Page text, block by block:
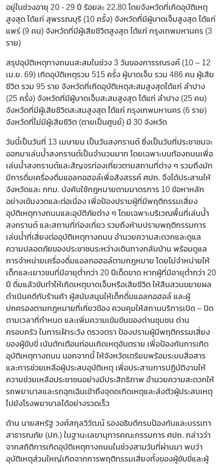
อยู่ในช่วงอายุ 20 - 29 ปี ร้อยละ 22.80 โดยจังหวัดที่เกิดอุบัติเหตุ
สูงสุด ได้แก่ สุพรรณบุรี (10 ครั้ง) จังหวัดที่มีผู้บาดเจ็บสูงสุด ได้แก่
แพร่ (9 คน) จังหวัดที่มีผู้เสียชีวิตสูงสุด ได้แก่ กรุงเทพมหานคร (3
ราย)
สรุปอุบัติเหตุทางถนนสะสมในช่วง 3 วันของการรณรงค์ (10 – 12
เม.ย. 69) เกิดอุบัติเหตุรวม 515 ครั้ง ผู้บาดเจ็บ รวม 486 คน ผู้เสีย
ชีวิต รวม 95 ราย จังหวัดที่เกิดอุบัติเหตุสะสมสูงสุดได้แก่ ลำปาง
(25 ครั้ง) จังหวัดที่มีผู้บาดเจ็บสะสมสูงสุด ได้แก่ ลำปาง (25 คน)
จังหวัดที่มีผู้เสียชีวิตสะสมสูงสุด ได้แก่ กรุงเทพมหานคร (6 ราย)
จังหวัดที่ไม่มีผู้เสียชีวิต (ตายเป็นศูนย์) มี 30 จังหวัด
วันนี้เป็นวันที่ 13 เมษายน เป็นวันสงกรานต์ ซึ่งเป็นวันที่ประชาชนจะ
ออกมาเล่นน้ำสงกรานต์เป็นจำนวนมาก โดยเฉพาะบนท้องถนนเพื่อ
เล่นน้ำสงกรานต์และสัญจรท่องเที่ยวตามสถานที่ต่าง ๆ รวมถึงมัก
มีการดื่มเครื่องดื่มแอลกอฮอล์เพื่อสังสรรค์ ศปถ. จึงได้ประสานให้
จังหวัดและ กทม. บังคับใช้กฎหมายตามมาตรการ 10 ข้อหาหลัก
อย่างเข้มงวดและต่อเนื่อง เพื่อป้องปรามผู้ที่มีพฤติกรรมเสี่ยง
อุบัติเหตุทางถนนและอุบัติภัยต่าง ๆ โดยเฉพาะบริเวณพื้นที่เล่นน้ำ
สงกรานต์ และสถานที่ท่องเที่ยว รวมถึงห้ามปรามพฤติกรรมการ
เล่นน้ำที่เสี่ยงต่ออุบัติเหตุทางถนน อำนวยความสะดวกและดูแล
ความปลอดภัยของประชาชนระหว่างเดินทางกลับบ้าน พร้อมดูแล
การจำหน่ายเครื่องดื่มแอลกอฮอล์ตามกฎหมาย โดยไม่จำหน่ายให้
เด็กและเยาวชนที่มีอายุต่ำกว่า 20 ปีเด็ดขาด หากผู้ที่มีอายุต่ำกว่า 20
ปี ดื่มแล้วขับทำให้เกิดเหตุบาดเจ็บหรือเสียชีวิต ให้สืบสวนขยายผล
ดำเนินคดีกับร้านค้า ผู้สนับสนุนให้เด็กดื่มแอลกอฮอล์ และผู้
ปกครองตามกฎหมายที่เกี่ยวข้อง ควบคุมให้สถานบริการเปิด – ปิด
ตามเวลาที่กำหนด และเพิ่มความเข้มข้นของด่านชุมชน ด่าน
ครอบครัว ในการเฝ้าระวัง ตรวจตรา ป้องปรามผู้มีพฤติกรรมเสี่ยง
ของผู้ขับขี่ เน้นตักเตือนก่อนเกิดเหตุอันตราย เพื่อป้องกันการเกิด
อุบัติเหตุทางถนน นอกจากนี้ ให้จังหวัดเตรียมพร้อมระบบสื่อสาร
และการช่วยเหลือผู้ประสบอุบัติเหตุ เพื่อประสานการปฏิบัติงานให้
ความช่วยเหลือประชาชนอย่างมีประสิทธิภาพ อำนวยความสะดวกให้
รถพยาบาลและรถฉุกเฉินเข้าถึงจุดดเกิดเหตุและส่งตัวผู้ประสบเหตุ
ไปยังโรงพยาบาลได้อย่างรวดเร็ว
ด้าน นายสหรัฐ วงศ์สกุลวิวัฒน์ รองอธิบดีกรมป้องกันและบรรเทา
สาธารณภัย (ปภ.) ในฐานะเลขานุการคณะกรรมการ ศปถ. กล่าวว่า
จากสถิติการเกิดอุบัติเหตุทางถนนในช่วงสามวันที่ผ่านมา พบว่า
อุบัติเหตุส่วนใหญ่เกิดจากการพฤติกรรมเสี่ยงทั้งของผู้ขับขี่และผู้